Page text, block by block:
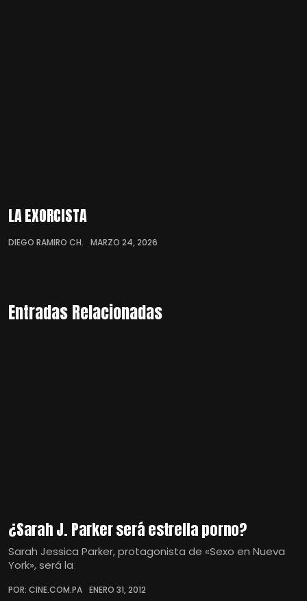
LA EXORCISTA
DIEGO RAMIRO CH. MARZO 24, 2026
Entradas Relacionadas
¿Sarah J. Parker será estrella porno?
Sarah Jessica Parker, protagonista de «Sexo en Nueva
York», será la
POR: CINE.COM.PA ENERO 31, 2012